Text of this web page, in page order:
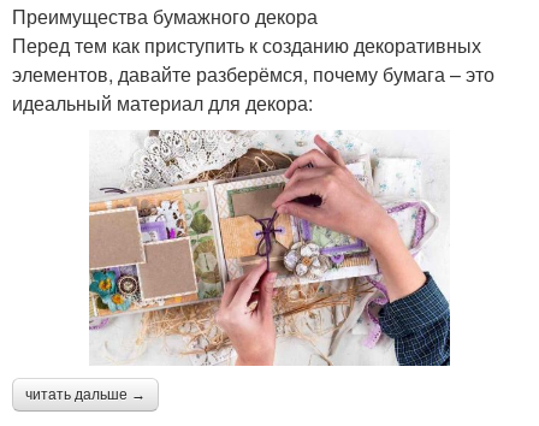
Преимущества бумажного декора
Перед тем как приступить к созданию декоративных
элементов, давайте разберёмся, почему бумага – это
идеальный материал для декора:
читать дальше →